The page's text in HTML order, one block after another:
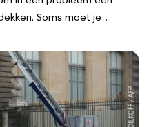
Soms moet je…